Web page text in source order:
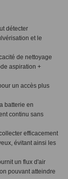
détecter
et le
de nettoyage
aspiration +
un accès plus
batterie en
continu sans
efficacement
évitant ainsi les
un flux d'air
pouvant atteindre